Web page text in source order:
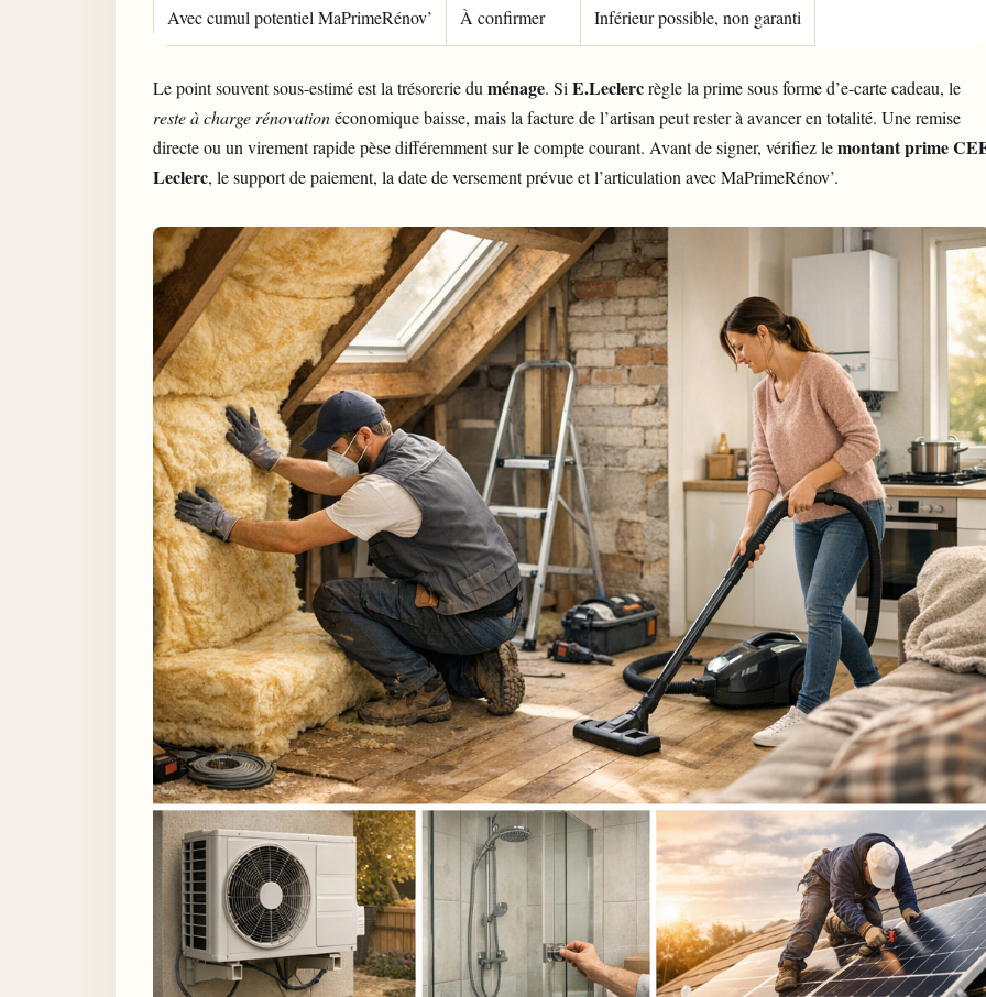
Avec cumul potentiel MaPrimeRénov’ À confirmer Inférieur possible, non garanti
Le point souvent sous-estimé est la trésorerie du ménage. Si E.Leclercrègle la prime sous forme d’e-carte cadeau, le
reste à charge rénovationéconomique baisse, mais la facture de l’artisan peut rester à avancer en totalité. Une remise
directe ou un virement rapide pèse différemment sur le compte courant. Avant de signer, vérifiez lemontant prime
Leclerc, le support de paiement, la date de versement prévue et l’articulation avec MaPrimeRénov’.